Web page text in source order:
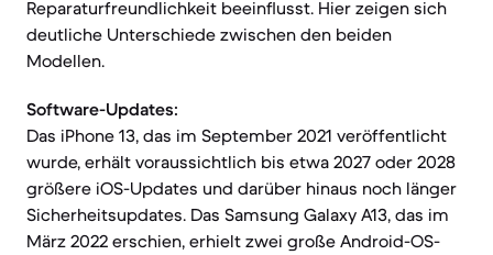
Reparaturfreundlichkeit beeinflusst. Hier zeigen sich
deutliche Unterschiede zwischen den beiden
Modellen.
Software-Updates:
Das iPhone 13, das im September 2021 veröffentlicht
wurde, erhält voraussichtlich bis etwa 2027 oder 2028
größere iOS-Updates und darüber hinaus noch länger
Sicherheitsupdates. Das Samsung Galaxy A13, das im
März 2022 erschien, erhielt zwei große Android-OS-